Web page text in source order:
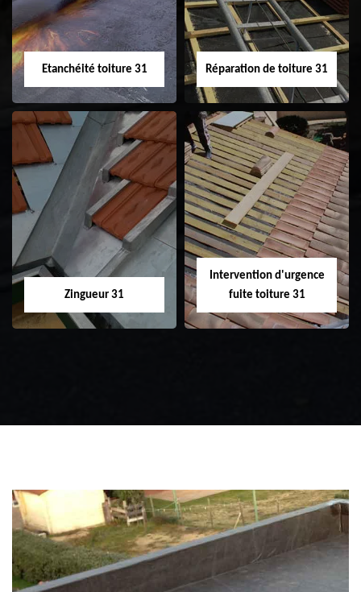
toiture 31
Etanchéité toiture 31
Etanchéité toiture
31
Réparation de toiture 31
Réparation de
toiture 31
Zingueur 31
Intervention d'urgence
fuite toiture 31